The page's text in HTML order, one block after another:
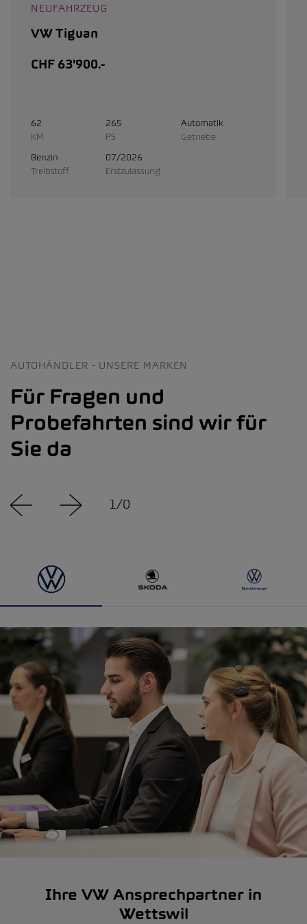
NEUFAHRZEUG
VW Tiguan
CHF 63'900.-
62
KM
265
PS
Automatik
Getriebe
Benzin
Treibstoff
07/2026
Erstzulassung
AUTOHÄNDLER - UNSERE MARKEN
Für Fragen und
Probefahrten sind wir für
Sie da
1/0
Ihre VW Ansprechpartner in
Wettswil